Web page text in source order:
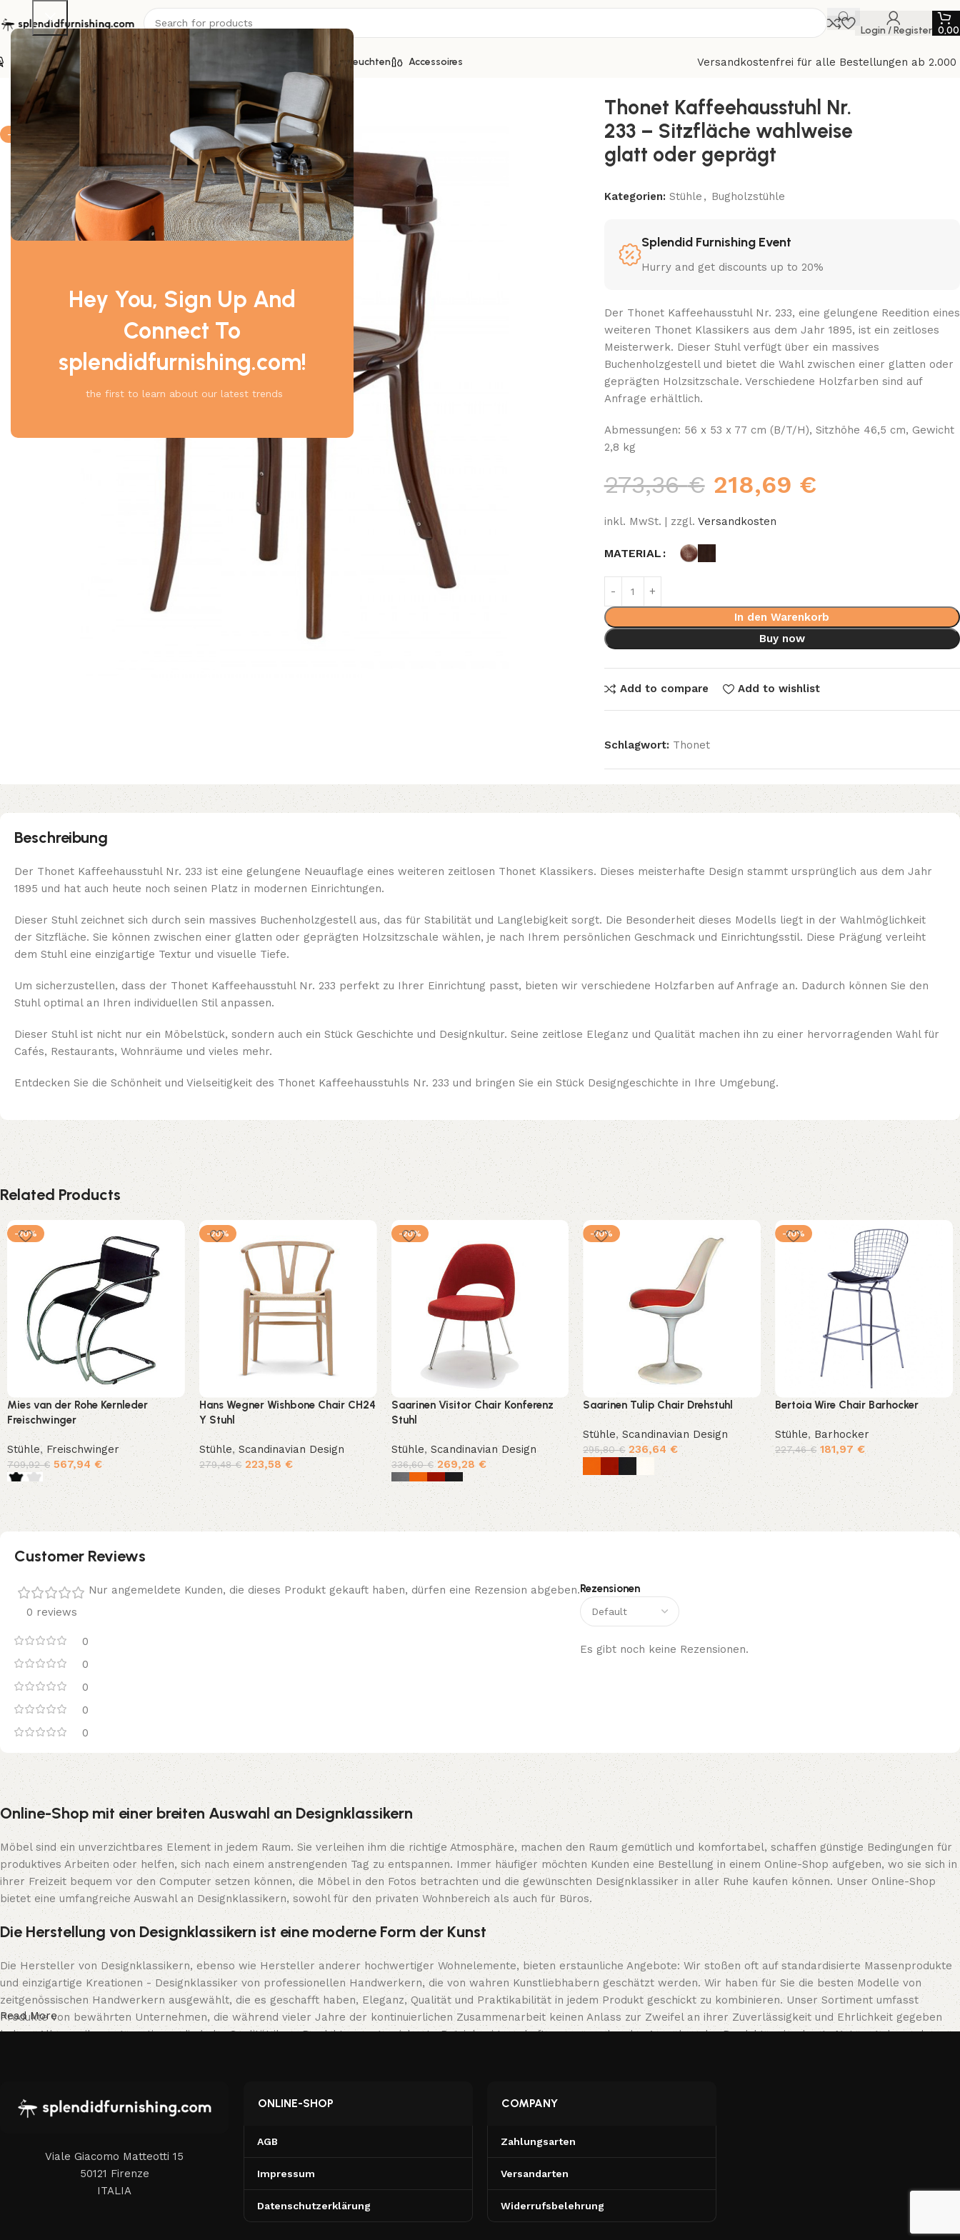
Hey You, Sign Up And
Connect To
splendidfurnishing.com!
the first to learn about our latest trends
Login / Register
Stühle Sessel Leuchten Accessoires
Versandkostenfrei für alle Bestellungen ab 2.000
Start
Stühle Bugholzstühle Thonet Kaffeehausstuhl Nr. 233 – Sitzfläche wahlweise glatt oder geprägt
-20%
Thonet Kaffeehausstuhl Nr.
233 – Sitzfläche wahlweise
glatt oder geprägt
Kategorien: Stühle , Bugholzstühle
Splendid Furnishing Event
Hurry and get discounts up to 20%
Der Thonet Kaffeehausstuhl Nr. 233, eine gelungene Reedition eines
weiteren Thonet Klassikers aus dem Jahr 1895, ist ein zeitloses
Meisterwerk. Dieser Stuhl verfügt über ein massives
Buchenholzgestell und bietet die Wahl zwischen einer glatten oder
geprägten Holzsitzschale. Verschiedene Holzfarben sind auf
Anfrage erhältlich.
Abmessungen: 56 x 53 x 77 cm (B/T/H), Sitzhöhe 46,5 cm, Gewicht
2,8 kg
273,36€ 218,69 €
inkl. MwSt. | zzgl. Versandkosten
MATERIAL
In den Warenkorb
Buy now
Add to compare Add to wishlist
Schlagwort: Thonet
Beschreibung
Der Thonet Kaffeehausstuhl Nr. 233 ist eine gelungene Neuauflage eines weiteren zeitlosen Thonet Klassikers. Dieses meisterhafte Design stammt ursprünglich aus dem Jahr
1895 und hat auch heute noch seinen Platz in modernen Einrichtungen.
Dieser Stuhl zeichnet sich durch sein massives Buchenholzgestell aus, das für Stabilität und Langlebigkeit sorgt. Die Besonderheit dieses Modells liegt in der Wahlmöglichkeit
der Sitzfläche. Sie können zwischen einer glatten oder geprägten Holzsitzschale wählen, je nach Ihrem persönlichen Geschmack und Einrichtungsstil. Diese Prägung verleiht
dem Stuhl eine einzigartige Textur und visuelle Tiefe.
Um sicherzustellen, dass der Thonet Kaffeehausstuhl Nr. 233 perfekt zu Ihrer Einrichtung passt, bieten wir verschiedene Holzfarben auf Anfrage an. Dadurch können Sie den
Stuhl optimal an Ihren individuellen Stil anpassen.
Dieser Stuhl ist nicht nur ein Möbelstück, sondern auch ein Stück Geschichte und Designkultur. Seine zeitlose Eleganz und Qualität machen ihn zu einer hervorragenden Wahl für
Cafés, Restaurants, Wohnräume und vieles mehr.
Entdecken Sie die Schönheit und Vielseitigkeit des Thonet Kaffeehausstuhls Nr. 233 und bringen Sie ein Stück Designgeschichte in Ihre Umgebung.
Related Products
-20%
Mies van der Rohe Kernleder
Freischwinger
Stühle,Freischwinger
709,92€ 567,94 €
Ausführung wählen
-20%
Hans Wegner Wishbone Chair CH24
Y Stuhl
Stühle, Scandinavian Design
279,48€ 223,58€
In den Warenkorb
-20%
Saarinen Visitor Chair Konferenz
Stuhl
Stühle, Scandinavian Design
336,60€ 269,28 €
Ausführung wählen
-20%
Saarinen Tulip Chair Drehstuhl
Stühle,Scandinavian Design
295,80€ 236,64€
Ausführung wählen
-20%
Bertoia Wire Chair Barhocker
Stühle, Barhocker
227,46€ 181,97€
In den Warenkorb
Customer Reviews
0 reviews
0
0
0
0
0
Rezensionen
Es gibt noch keine Rezensionen.
Nur angemeldete Kunden, die dieses Produkt gekauft haben, dürfen eine Rezension abgeben.
Online-Shop mit einer breiten Auswahl an Designklassikern
Möbel sind ein unverzichtbares Element in jedem Raum. Sie verleihen ihm die richtige Atmosphäre, machen den Raum gemütlich und komfortabel, schaffen günstige Bedingungen für
produktives Arbeiten oder helfen, sich nach einem anstrengenden Tag zu entspannen. Immer häufiger möchten Kunden eine Bestellung in einem Online-Shop aufgeben, wo sie sich in
ihrer Freizeit bequem vor den Computer setzen können, die Möbel in den Fotos betrachten und die gewünschten Designklassiker in aller Ruhe kaufen können. Unser Online-Shop
bietet eine umfangreiche Auswahl an Designklassikern, sowohl für den privaten Wohnbereich als auch für Büros.
Die Herstellung von Designklassikern ist eine moderne Form der Kunst
Die Hersteller von Designklassikern, ebenso wie Hersteller anderer hochwertiger Wohnelemente, bieten erstaunliche Angebote: Wir stoßen oft auf standardisierte Massenprodukte
und einzigartige Kreationen - Designklassiker von professionellen Handwerkern, die von wahren Kunstliebhabern geschätzt werden. Wir haben für Sie die besten Modelle von
zeitgenössischen Handwerkern ausgewählt, die es geschafft haben, Eleganz, Qualität und Praktikabilität in jedem Produkt geschickt zu kombinieren. Unser Sortiment umfasst
Produkte von bewährten Unternehmen, die während vieler Jahre der kontinuierlichen Zusammenarbeit keinen Anlass zur Zweifel an ihrer Zuverlässigkeit und Ehrlichkeit gegeben
haben. Alle von ihnen garantieren die hohe Qualität ihrer Produkte, ausgezeichnete Betriebseigenschaften, ansprechendes Aussehen der Produkte, eine lange Nutzungsdauer der
Read More
Viale Giacomo Matteotti 15
50121 Firenze
ITALIA
ONLINE-SHOP
AGB
Impressum
Datenschutzerklärung
COMPANY
Zahlungsarten
Versandarten
Widerrufsbelehrung